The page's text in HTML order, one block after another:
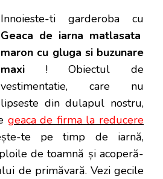
Innoieste-ti garderoba cu
Geaca de iarna matlasata
maron cu gluga si buzunare
maxi ! Obiectul de
vestimentatie, care nu
lipseste din dulapul nostru,
geaca de firma la reducere
te pe timp de iarnă,
de toamnă și acoperă-
de primăvară. Vezi gecile